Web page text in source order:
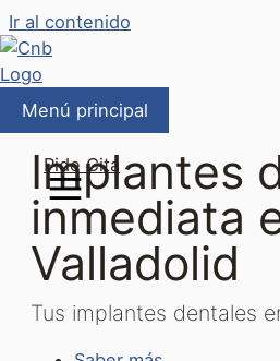
Ir al contenido
Menú principal
Pide Cita
Implantes
inmediata
Valladolid
Tus implantes dentales